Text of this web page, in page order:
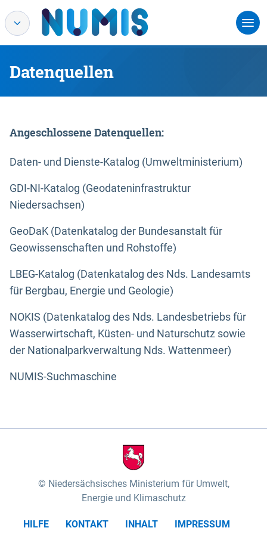
Datenquellen
Angeschlossene Datenquellen:
Daten- und Dienste-Katalog (Umweltministerium)
GDI-NI-Katalog (Geodateninfrastruktur
Niedersachsen)
GeoDaK (Datenkatalog der Bundesanstalt für
Geowissenschaften und Rohstoffe)
LBEG-Katalog (Datenkatalog des Nds. Landesamts
für Bergbau, Energie und Geologie)
NOKIS (Datenkatalog des Nds. Landesbetriebs für
Wasserwirtschaft, Küsten- und Naturschutz sowie
der Nationalparkverwaltung Nds. Wattenmeer)
NUMIS-Suchmaschine
Niedersächsisches Ministerium für Umwelt,
Energie und Klimaschutz
HILFE KONTAKT INHALT
IMPRESSUM